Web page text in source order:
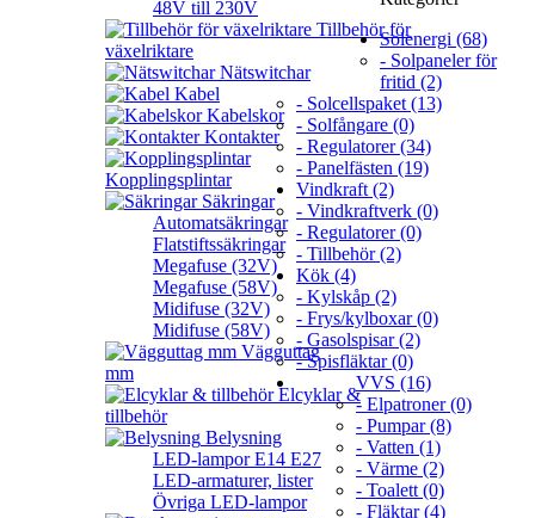
48V till 230V
Tillbehör för
växelriktare
Nätswitchar
Kabel
Kabelskor
Kontakter
Kopplingsplintar
Säkringar
Automatsäkringar
Flatstiftssäkringar
Megafuse (32V)
Megafuse (58V)
Midifuse (32V)
Midifuse (58V)
Vägguttag
mm
Elcyklar &
tillbehör
Belysning
LED-lampor E14 E27
LED-armaturer, lister
Övriga LED-lampor
Solenergi (68)
- Solpaneler för
fritid (2)
- Solcellspaket (13)
- Solfångare (0)
- Regulatorer (34)
- Panelfästen (19)
Vindkraft (2)
- Vindkraftverk (0)
- Regulatorer (0)
- Tillbehör (2)
Kök (4)
- Kylskåp (2)
- Frys/kylboxar (0)
- Gasolspisar (2)
- Spisfläktar (0)
VVS (16)
- Elpatroner (0)
- Pumpar (8)
- Vatten (1)
- Värme (2)
- Toalett (0)
- Fläktar (4)